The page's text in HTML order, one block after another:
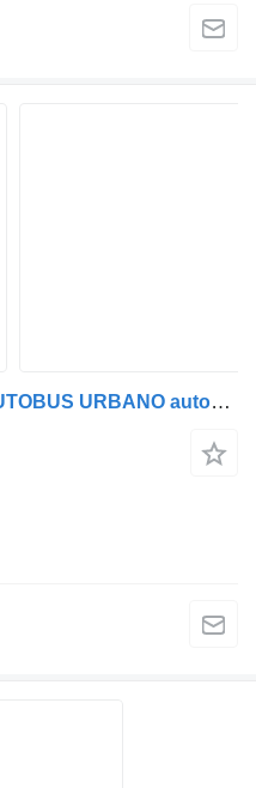
166881 motor para Scania AUTOBUS URBANO autobús